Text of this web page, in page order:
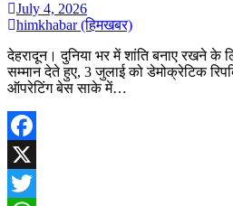
July 4, 2026
himkhabar (हिमखबर)
देहरादून। दुनिया भर में शांति बनाए रखने के
सम्मान देते हुए, 3 जुलाई को डेमोक्रेटिक
ऑपरेटिंग बेस साके में…
Facebook
X